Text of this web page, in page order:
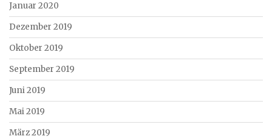
Januar 2020
Dezember 2019
Oktober 2019
September 2019
Juni 2019
Mai 2019
März 2019